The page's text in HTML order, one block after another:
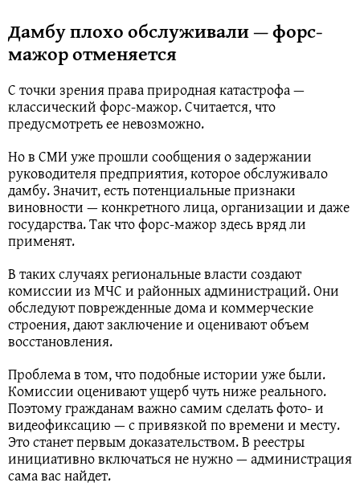
Дамбу плохо обслуживали — форс-
мажор отменяется
С точки зрения права природная катастрофа —
классический форс-мажор. Считается, что
предусмотреть ее невозможно.
Но в СМИ уже прошли сообщения о задержании
руководителя предприятия, которое обслуживало
дамбу. Значит, есть потенциальные признаки
виновности — конкретного лица, организации и даже
государства. Так что форс-мажор здесь вряд ли
применят.
В таких случаях региональные власти создают
комиссии из МЧС и районных администраций. Они
обследуют поврежденные дома и коммерческие
строения, дают заключение и оценивают объем
восстановления.
Проблема в том, что подобные истории уже были.
Комиссии оценивают ущерб чуть ниже реального.
Поэтому гражданам важно самим сделать фото- и
видеофиксацию — с привязкой по времени и месту.
Это станет первым доказательством. В реестры
инициативно включаться не нужно — администрация
сама вас найдет.